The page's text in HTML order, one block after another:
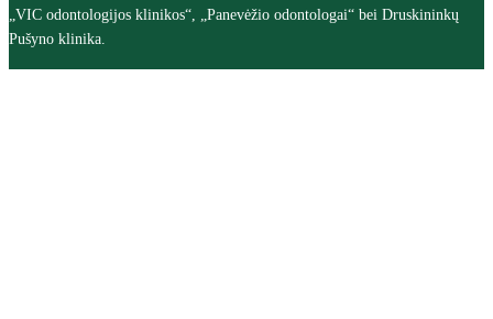
„VIC odontologijos klinikos“, „Panevėžio odontologai“ bei Druskininkų
Pušyno klinika.